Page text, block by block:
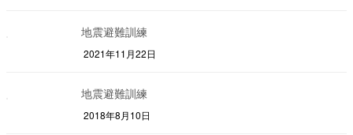
地震避難訓練
2021年11月22日
地震避難訓練
2018年8月10日